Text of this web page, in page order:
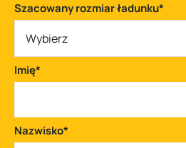
Szacowany rozmiar ładunku*
Wybierz
Imię*
Nazwisko*